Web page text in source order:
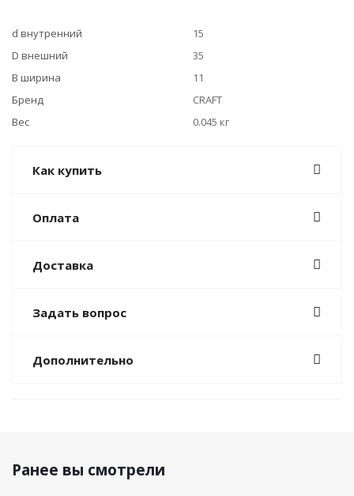
d внутренний
15
D внешний
35
B ширина
11
Бренд
CRAFT
Вес
0.045 кг
Как купить
Оплата
Доставка
Задать вопрос
Дополнительно
Ранее вы смотрели